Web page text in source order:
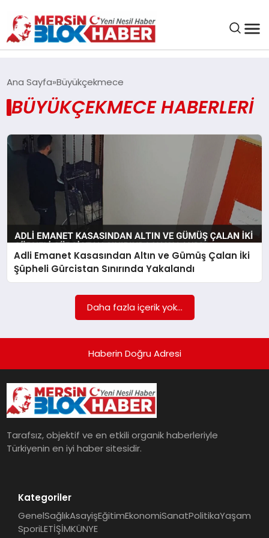
SAĞLIK
ASAYIŞ
EKONOMI
SANAT
POLITIKA
ILETİŞİM
Ana Sayfa Büyükçekmece
BÜYÜKÇEKMECE HABERLERI
Adli Emanet Kasasından Altın ve Gümüş Çalan İki
Şüpheli Gürcistan Sınırında Yakalandı
Daha fazla içerik yok...
Haberin Doğru Adresi
Tarafsız, objektif ve en etkili organik haberleriyle
Türkiyenin en iyi haber sitesidir.
Kategoriler
GenelSağlıkAsayişEğitimEkonomiSanatPolitikaYaşam
SporiLETİŞİMKÜNYE